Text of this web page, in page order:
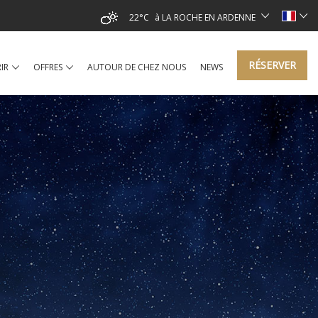
22°C à LA ROCHE EN ARDENNE
OFFRES AUTOUR DE CHEZ NOUS NEWS RÉSERVER